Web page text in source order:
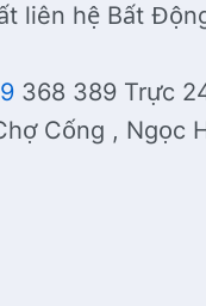
liên hệ Bất
368 389 Trực
Cống , Ngọc